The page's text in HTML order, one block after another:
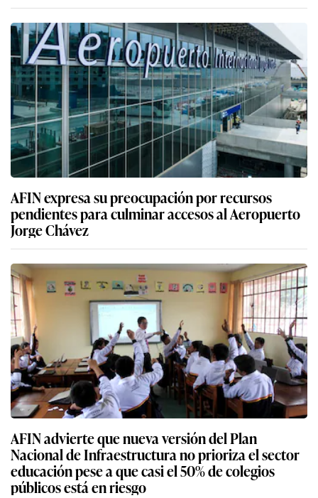
AFIN expresa su preocupación por recursos
pendientes para culminar accesos al Aeropuerto
Jorge Chávez
AFIN advierte que nueva versión del Plan
Nacional de Infraestructura no prioriza el sector
educación pese a que casi el 50% de colegios
públicos está en riesgo